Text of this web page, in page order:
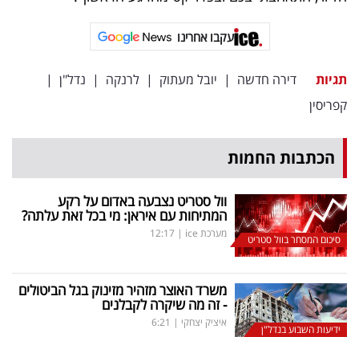
עקבו אחרינו
תגיות דירה חדשה | יובל מעתוק | לרנקה | נדל"ן |
קפריסין
הכתבות החמות
סיכום המסחר בוול סטריט
וול סטריט נצבעה באדום על רקע
המתיחות עם איראן: מי בכל זאת עלתה?
מערכת ice |
12:17
ידיעות השבוע בנדל"ן
משרד האוצר מזהיר מזינוק בגל הביטולים
- זה מה שיקרה לקבלנים
איציק יצחקי |
6:21